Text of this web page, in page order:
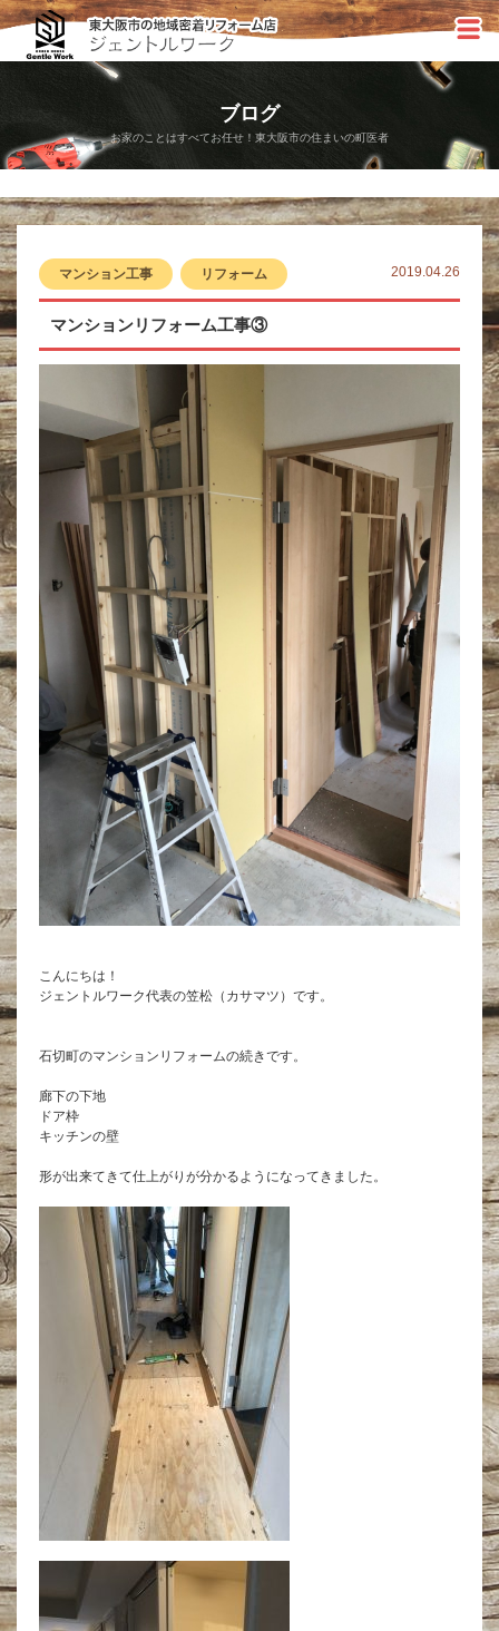
ブログ
お家のことはすべてお任せ！東大阪市の住まいの町医者
マンション工事 リフォーム 2019.04.26
マンションリフォーム工事③
こんにちは！
ジェントルワーク代表の笠松（カサマツ）です。
石切町のマンションリフォームの続きです。
廊下の下地
ドア枠
キッチンの壁
形が出来てきて仕上がりが分かるようになってきました。